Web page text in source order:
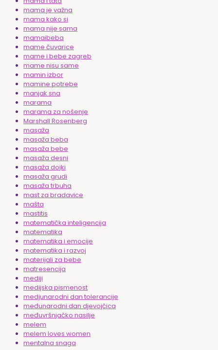
mama je važna
mama kako si
mama nije sama
mamaibeba
mame čuvarice
mame i bebe zagreb
mame nisu same
mamin izbor
mamine potrebe
manjak sna
marama
marama za nošenje
Marshall Rosenberg
masaža
masaža beba
masaža bebe
masaža desni
masaža dojki
masaža grudi
masaža trbuha
mast za bradavice
mašta
mastitis
matematička inteligencija
matematika
matematika i emocije
matematika i razvoj
materijali za bebe
matresencija
mediji
medijska pismenost
medjunarodni dan tolerancije
međunarodni dan djevojčica
međuvršnjačko nasilje
melem
melem loves women
mentalna snaga